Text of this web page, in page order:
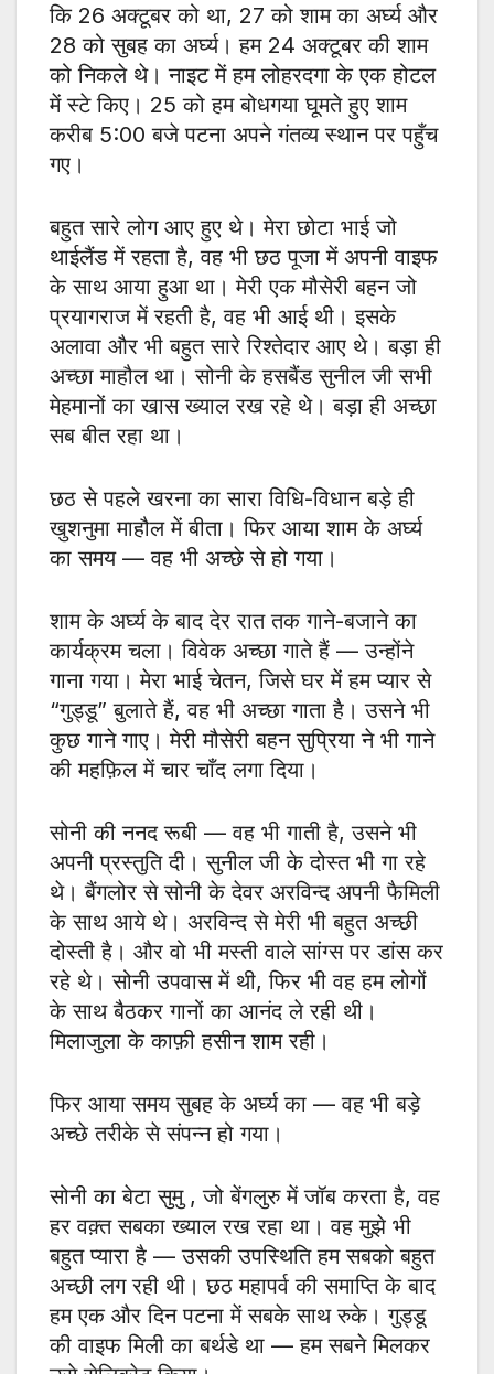
कि 26 अक्टूबर को था, 27 को शाम का अर्घ्य और
28 को सुबह का अर्घ्य। हम 24 अक्टूबर की शाम
को निकले थे। नाइट में हम लोहरदगा के एक होटल
में स्टे किए। 25 को हम बोधगया घूमते हुए शाम
करीब 5:00 बजे पटना अपने गंतव्य स्थान पर पहुँच
गए।
बहुत सारे लोग आए हुए थे। मेरा छोटा भाई जो
थाईलैंड में रहता है, वह भी छठ पूजा में अपनी वाइफ
के साथ आया हुआ था। मेरी एक मौसेरी बहन जो
प्रयागराज में रहती है, वह भी आई थी। इसके
अलावा और भी बहुत सारे रिश्तेदार आए थे। बड़ा ही
अच्छा माहौल था। सोनी के हसबैंड सुनील जी सभी
मेहमानों का खास ख्याल रख रहे थे। बड़ा ही अच्छा
सब बीत रहा था।
छठ से पहले खरना का सारा विधि-विधान बड़े ही
खुशनुमा माहौल में बीता। फिर आया शाम के अर्घ्य
का समय — वह भी अच्छे से हो गया।
शाम के अर्घ्य के बाद देर रात तक गाने-बजाने का
कार्यक्रम चला। विवेक अच्छा गाते हैं — उन्होंने
गाना गया। मेरा भाई चेतन, जिसे घर में हम प्यार से
“गुड्डू” बुलाते हैं, वह भी अच्छा गाता है। उसने भी
कुछ गाने गाए। मेरी मौसेरी बहन सुप्रिया ने भी गाने
की महफ़िल में चार चाँद लगा दिया।
सोनी की ननद रूबी — वह भी गाती है, उसने भी
अपनी प्रस्तुति दी। सुनील जी के दोस्त भी गा रहे
थे। बैंगलोर से सोनी के देवर अरविन्द अपनी फैमिली
के साथ आये थे। अरविन्द से मेरी भी बहुत अच्छी
दोस्ती है। और वो भी मस्ती वाले सांग्स पर डांस कर
रहे थे। सोनी उपवास में थी, फिर भी वह हम लोगों
के साथ बैठकर गानों का आनंद ले रही थी।
मिलाजुला के काफ़ी हसीन शाम रही।
फिर आया समय सुबह के अर्घ्य का — वह भी बड़े
अच्छे तरीके से संपन्न हो गया।
सोनी का बेटा सुमु , जो बेंगलुरु में जॉब करता है, वह
हर वक़्त सबका ख्याल रख रहा था। वह मुझे भी
बहुत प्यारा है — उसकी उपस्थिति हम सबको बहुत
अच्छी लग रही थी। छठ महापर्व की समाप्ति के बाद
हम एक और दिन पटना में सबके साथ रुके। गुड्डू
की वाइफ मिली का बर्थडे था — हम सबने मिलकर